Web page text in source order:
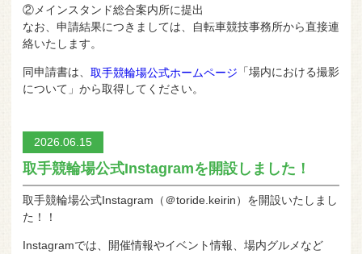
②メインスタンド総合案内所に提出
なお、申請結果につきましては、自転車競技事務所から直接連
絡いたします。
同申請書は、 取手競輪場公式ホームページ 「場内における撮影
について」から取得してください。
2026.06.15
取手競輪場公式Instagramを開設しました！
取手競輪場公式Instagram（＠toride.keirin）を開設いたしまし
た！！
Instagramでは、開催情報やイベント情報、場内グルメなど